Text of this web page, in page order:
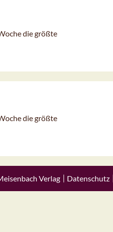
die größte
die größte
Verlag Datenschutz